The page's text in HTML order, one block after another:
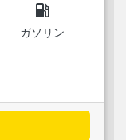
local_gas_station
ガソリン